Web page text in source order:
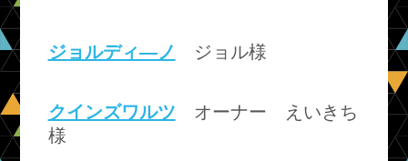
ジョルディ―ノ ジョル様
クインズワルツ オーナー えいきち
様